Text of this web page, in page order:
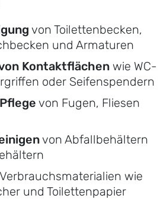
von Toilettenbecken,
und Armaturen
Kontaktflächen wie WC-
oder Seifenspendern
von Fugen, Fliesen
von Abfallbehältern
wie
und Toilettenpapier